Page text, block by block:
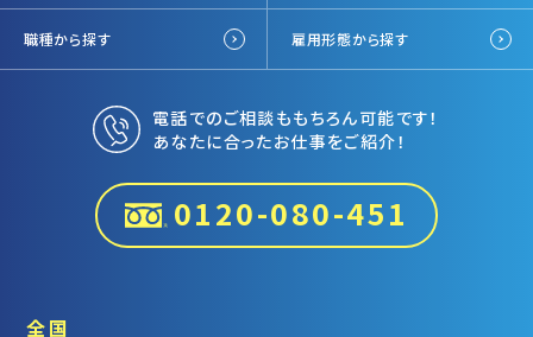
職種から探す 雇用形態から探す
電話でのご相談ももちろん可能です！
あなたに合ったお仕事をご紹介！
0120-080-451
全国